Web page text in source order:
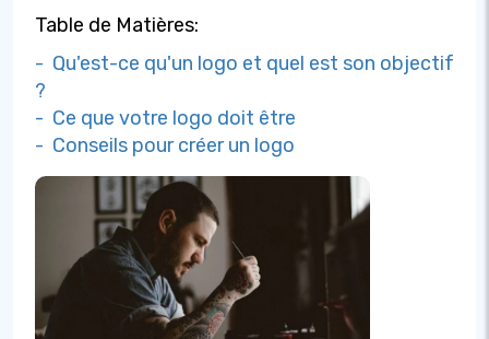
Table de Matières:
- Qu'est-ce qu'un logo et quel est son objectif
?
- Ce que votre logo doit être
- Conseils pour créer un logo